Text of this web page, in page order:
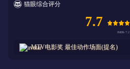
猫眼综合评分
7.7
MTV电影奖 最佳动作场面(提名)